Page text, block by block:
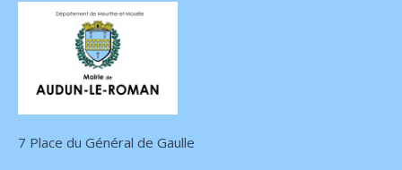
7 Place du Général de Gaulle